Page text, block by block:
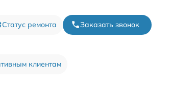
Статус ремонта Заказать звонок
клиентам